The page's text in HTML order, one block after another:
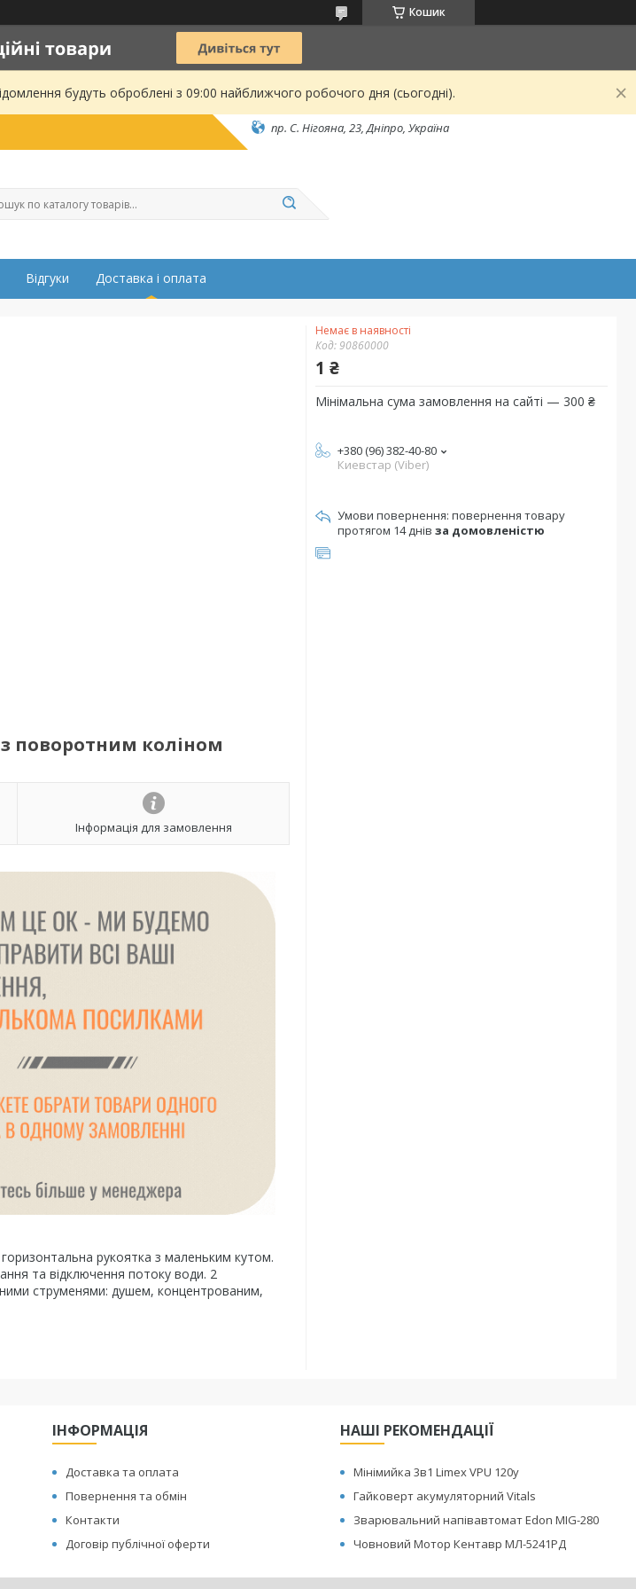
Кошик
будуть оброблені з 09:00 найближчого робочого дня (сьогодні).
пр. С. Нігояна, 23, Дніпро, Україна
Відгуки Доставка і оплата
поворотним коліном
Інформація для замовлення
рукоятка з маленьким кутом.
та відключення потоку води. 2
струменями: душем, концентрованим,
Немає в наявності
Код:90860000
1 ₴
Мінімальна сума замовлення на сайті — 300 ₴
+380 (96) 382-40-80
Киевстар (Viber)
повернення товару
протягом 14 днів за домовленістю
ІНФОРМАЦІЯ
Доставка та оплата
Повернення та обмін
Контакти
Договір публічної оферти
НАШІ РЕКОМЕНДАЦІЇ
Мінімийка 3в1 Limex VPU 120y
Гайковерт акумуляторний Vitals
Зварювальний напівавтомат Edon MIG-280
Човновий Мотор Кентавр МЛ-5241РД